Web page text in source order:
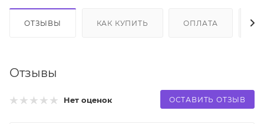
ОТЗЫВЫ КАК КУПИТЬ ОПЛАТА
Отзывы
Нет оценок ОСТАВИТЬ ОТЗЫВ